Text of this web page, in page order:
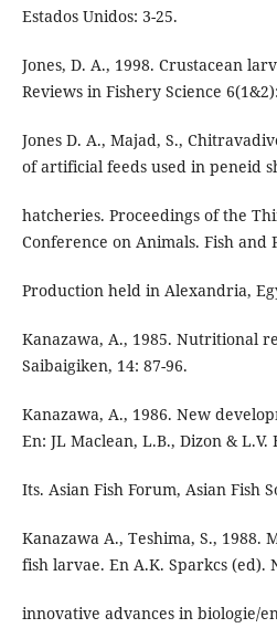
Estados Unidos: 3-25.
Jones, D. A., 1998. Crustacean
Reviews in Fishery Science
Jones D. A., Majad, S.,
of artificial feeds used in peneid
hatcheries. Proceedings of the
Conference on Animals. Fish and
Production held in Alexandria,
Kanazawa, A., 1985. Nutritional
Saibaigiken, 14: 87-96.
Kanazawa, A., 1986. New
En: JL Maclean, L.B., Dizon & L.V.
Its. Asian Fish Forum, Asian Fish
Kanazawa A., Teshima, S.,
fish larvae. En A.K. Sparkcs (ed).
innovative advances in biologie/